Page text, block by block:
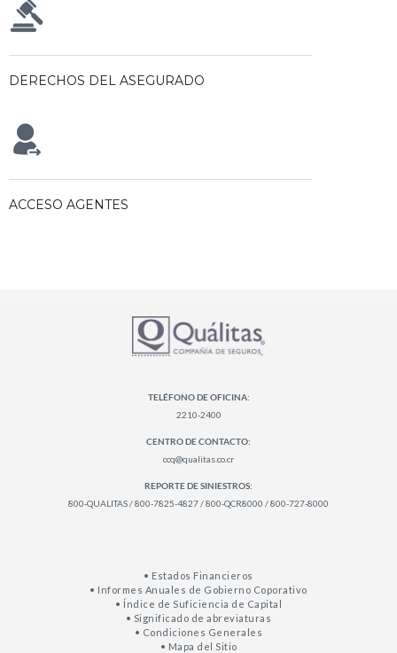
DERECHOS DEL ASEGURADO
ACCESO AGENTES
TELÉFONO DE OFICINA:
2210-2400
CENTRO DE CONTACTO:
ccq@qualitas.co.cr
REPORTE DE SINIESTROS:
800-QUALITAS / 800-7825-4827 / 800-QCR8000 / 800-727-8000
• Estados Financieros
• Informes Anuales de Gobierno Coporativo
• Índice de Suficiencia de Capital
• Significado de abreviaturas
• Condiciones Generales
• Mapa del Sitio